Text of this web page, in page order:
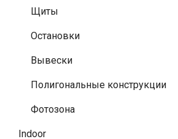
Щиты
Остановки
Вывески
Полигональные конструкции
Фотозона
Indoor